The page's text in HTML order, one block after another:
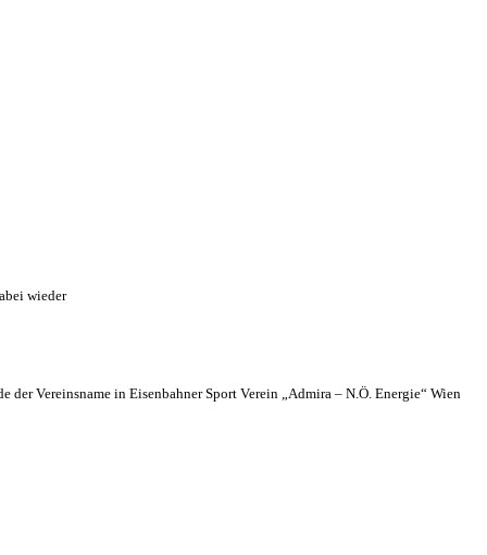
wieder
der Vereinsname in Eisenbahner Sport Verein „Admira – N.Ö. Energie“ Wien